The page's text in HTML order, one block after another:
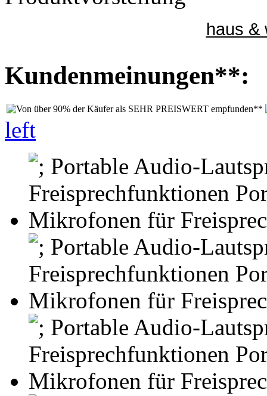
haus &
Kundenmeinungen**:
left